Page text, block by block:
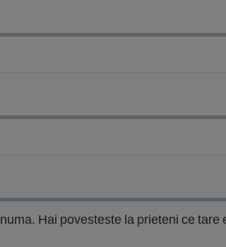
Hai povesteste la prieteni ce tare